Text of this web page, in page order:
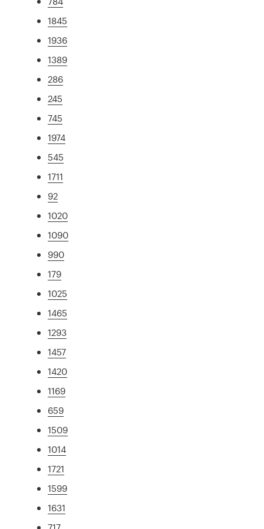
1845
1936
1389
286
245
745
1974
545
1711
92
1020
1090
990
179
1025
1465
1293
1457
1420
1169
659
1509
1014
1721
1599
1631